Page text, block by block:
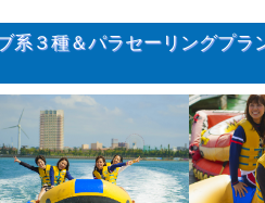
系３種＆パラセーリングプラ